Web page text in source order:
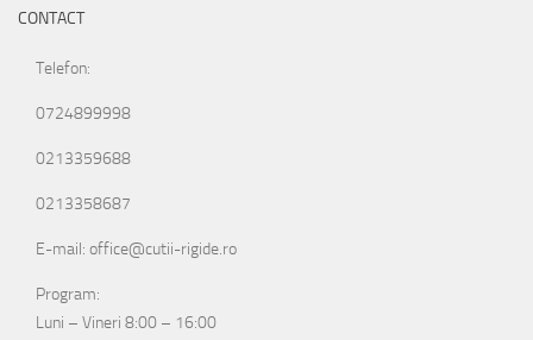
CONTACT
Telefon:
0724899998
0213359688
0213358687
E-mail: office@cutii-rigide.ro
Program:
Luni – Vineri 8:00 – 16:00